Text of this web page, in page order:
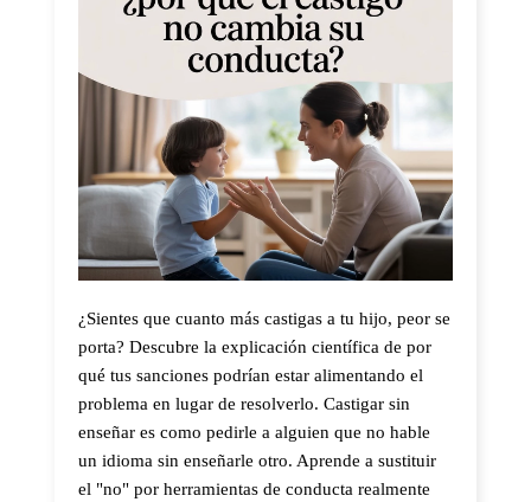
¿Sientes que cuanto más castigas a tu hijo, peor se
porta? Descubre la explicación científica de por
qué tus sanciones podrían estar alimentando el
problema en lugar de resolverlo. Castigar sin
enseñar es como pedirle a alguien que no hable
un idioma sin enseñarle otro. Aprende a sustituir
el "no" por herramientas de conducta realmente